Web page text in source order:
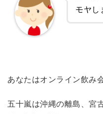
モヤし
あなたはオンライン飲み
五十嵐は沖縄の離島、宮